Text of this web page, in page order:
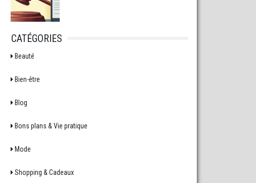
CATÉGORIES
Beauté
Bien-être
Blog
Bons plans & Vie pratique
Mode
Shopping & Cadeaux